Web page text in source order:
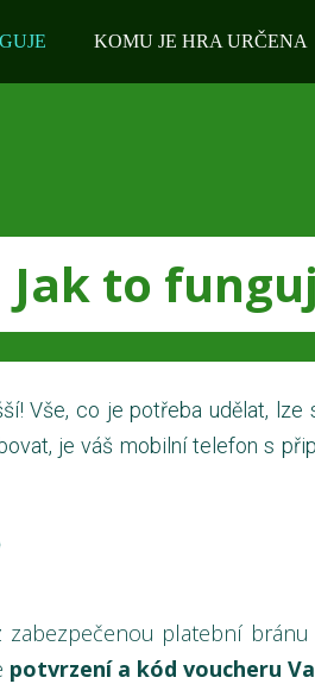
KOMU JE HRA URČENA
Jak to
Vše, co je potřeba udělat, lze
je váš mobilní telefon s
platební bránu
potvrzení a kód voucheru